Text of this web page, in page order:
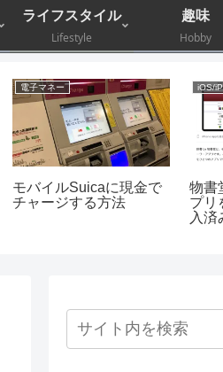
ライフスタイル
Lifestyle
趣味
Hobby
電子マネー
モバイルSuicaに現金で
チャージする方法
iOS/
物書
プリ
入済